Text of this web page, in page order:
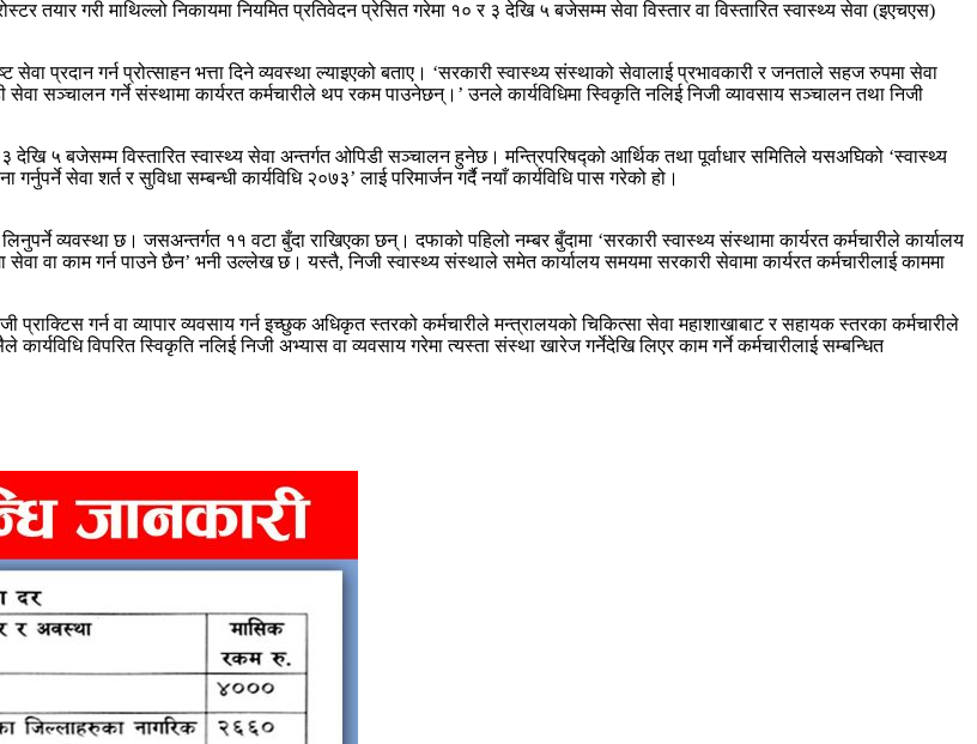
तयार गरी माथिल्लो निकायमा नियमित प्रतिवेदन प्रेसित गरेमा १० र ३ देखि ५ बजेसम्म सेवा विस्तार वा विस्तारित स्वास्थ्य सेवा (इएचएस)
सेवा प्रदान गर्न प्रोत्साहन भत्ता दिने व्यवस्था ल्याइएको बताए। ‘सरकारी स्वास्थ्य संस्थाको सेवालाई प्रभावकारी र जनताले सहज रुपमा सेवा
सञ्चालन गर्ने संस्थामा कार्यरत कर्मचारीले थप रकम पाउनेछन्।’ उनले कार्यविधिमा स्विकृति नलिई निजी व्यावसाय सञ्चालन तथा निजी
५ बजेसम्म विस्तारित स्वास्थ्य सेवा अन्तर्गत ओपिडी सञ्चालन हुनेछ। मन्त्रिपरिषद्को आर्थिक तथा पूर्वाधार समितिले यसअघिको ‘स्वास्थ्य
सेवा शर्त र सुविधा सम्बन्धी कार्यविधि २०७३’ लाई परिमार्जन गर्दै नयाँ कार्यविधि पास गरेको हो।
व्यवस्था छ। जसअन्तर्गत ११ वटा बुँदा राखिएका छन्। दफाको पहिलो नम्बर बुँदामा ‘सरकारी स्वास्थ्य संस्थामा कार्यरत कर्मचारीले कार्यालय
वा काम गर्न पाउने छैन’ भनी उल्लेख छ। यस्तै, निजी स्वास्थ्य संस्थाले समेत कार्यालय समयमा सरकारी सेवामा कार्यरत कर्मचारीलाई काममा
गर्न वा व्यापार व्यवसाय गर्न इच्छुक अधिकृत स्तरको कर्मचारीले मन्त्रालयको चिकित्सा सेवा महाशाखाबाट र सहायक स्तरका कर्मचारीले
विपरित स्विकृति नलिई निजी अभ्यास वा व्यवसाय गरेमा त्यस्ता संस्था खारेज गर्नेदेखि लिएर काम गर्ने कर्मचारीलाई सम्बन्धित